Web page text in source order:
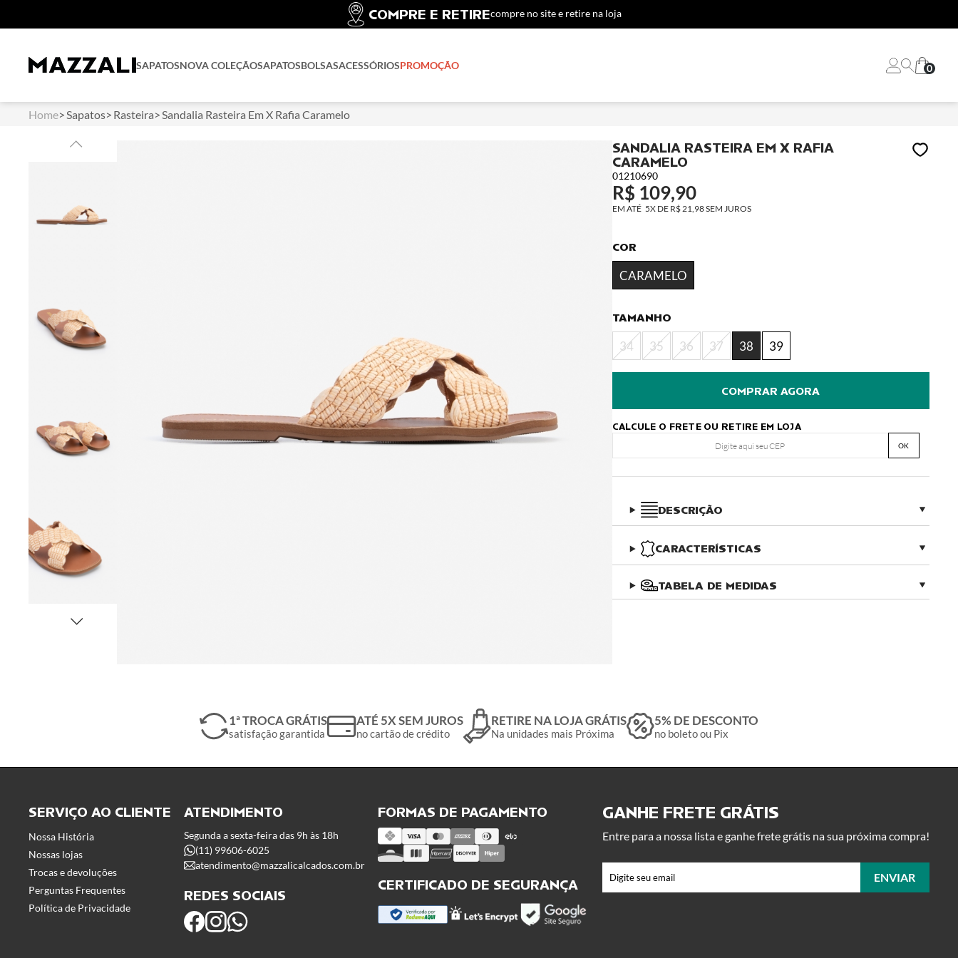
COMPRE E RETIREcompre no site e retire na loja
SAPATOSNOVA COLEÇÃOSAPATOSBOLSASACESSÓRIOSPROMOÇÃO 0
Home Sapatos Rasteira Sandalia Rasteira Em X Rafia Caramelo
SANDALIA RASTEIRA EM X RAFIA
CARAMELO
01210690
R$ 109,90
5X DE R$ 21,98SEM JUROS
COR
CARAMELO
TAMANHO
34 35 36 37 38 39
CALCULE O FRETE OU RETIRE EM LOJA
OK
DESCRIÇÃO
CARACTERÍSTICAS
TABELA DE MEDIDAS
1ª TROCA GRÁTIS
satisfação garantida
ATÉ 5X SEM JUROS
no cartão de crédito
RETIRE NA LOJA GRÁTIS
Na unidades mais Próxima
5% DE DESCONTO
no boleto ou Pix
SERVIÇO AO CLIENTE
Nossa História
Nossas lojas
Trocas e devoluções
Perguntas Frequentes
Política de Privacidade
ATENDIMENTO
Segunda a sexta-feira das 9h às 18h
(11) 99606-6025
atendimento@mazzalicalcados.com.br
REDES SOCIAIS
FORMAS DE PAGAMENTO
CERTIFICADO DE SEGURANÇA
GANHE FRETE GRÁTIS ​
Entre para a nossa lista e ganhe frete grátis na sua próxima compra!
ENVIAR